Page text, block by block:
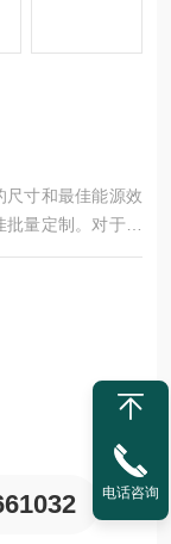
尺寸和最佳能源效
量定制。对于工
。符合 ATEX 标
电话咨询